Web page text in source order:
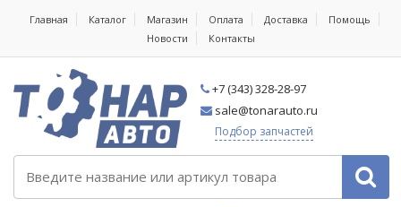
Главная Каталог Магазин Оплата Доставка
Помощь
Новости
Контакты
+7 (343) 328-28-97
sale@tonarauto.ru
Подбор запчастей